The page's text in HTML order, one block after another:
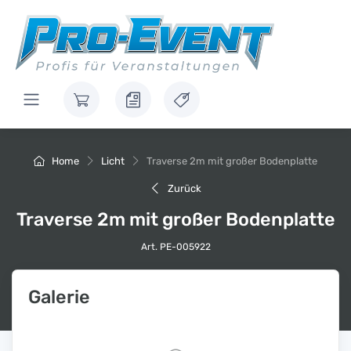
Home Licht Traverse 2m mit großer Bodenplatte
Zurück
Traverse 2m mit großer Bodenplatte
Art. PE-005922
Galerie